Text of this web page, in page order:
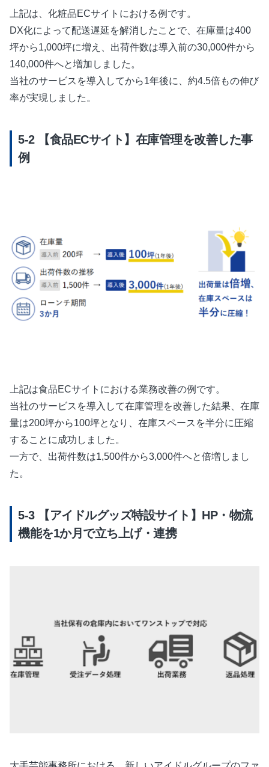
上記は、化粧品ECサイトにおける例です。
DX化によって配送遅延を解消したことで、在庫量は400
坪から1,000坪に増え、出荷件数は導入前の30,000件から
140,000件へと増加しました。
当社のサービスを導入してから1年後に、約4.5倍もの伸び
率が実現しました。
【食品ECサイト】在庫管理を改善した事
例
上記は食品ECサイトにおける業務改善の例です。
当社のサービスを導入して在庫管理を改善した結果、在庫
量は200坪から100坪となり、在庫スペースを半分に圧縮
することに成功しました。
一方で、出荷件数は1,500件から3,000件へと倍増しまし
た。
【アイドルグッズ特設サイト】HP・物流
機能を1か月で立ち上げ・連携